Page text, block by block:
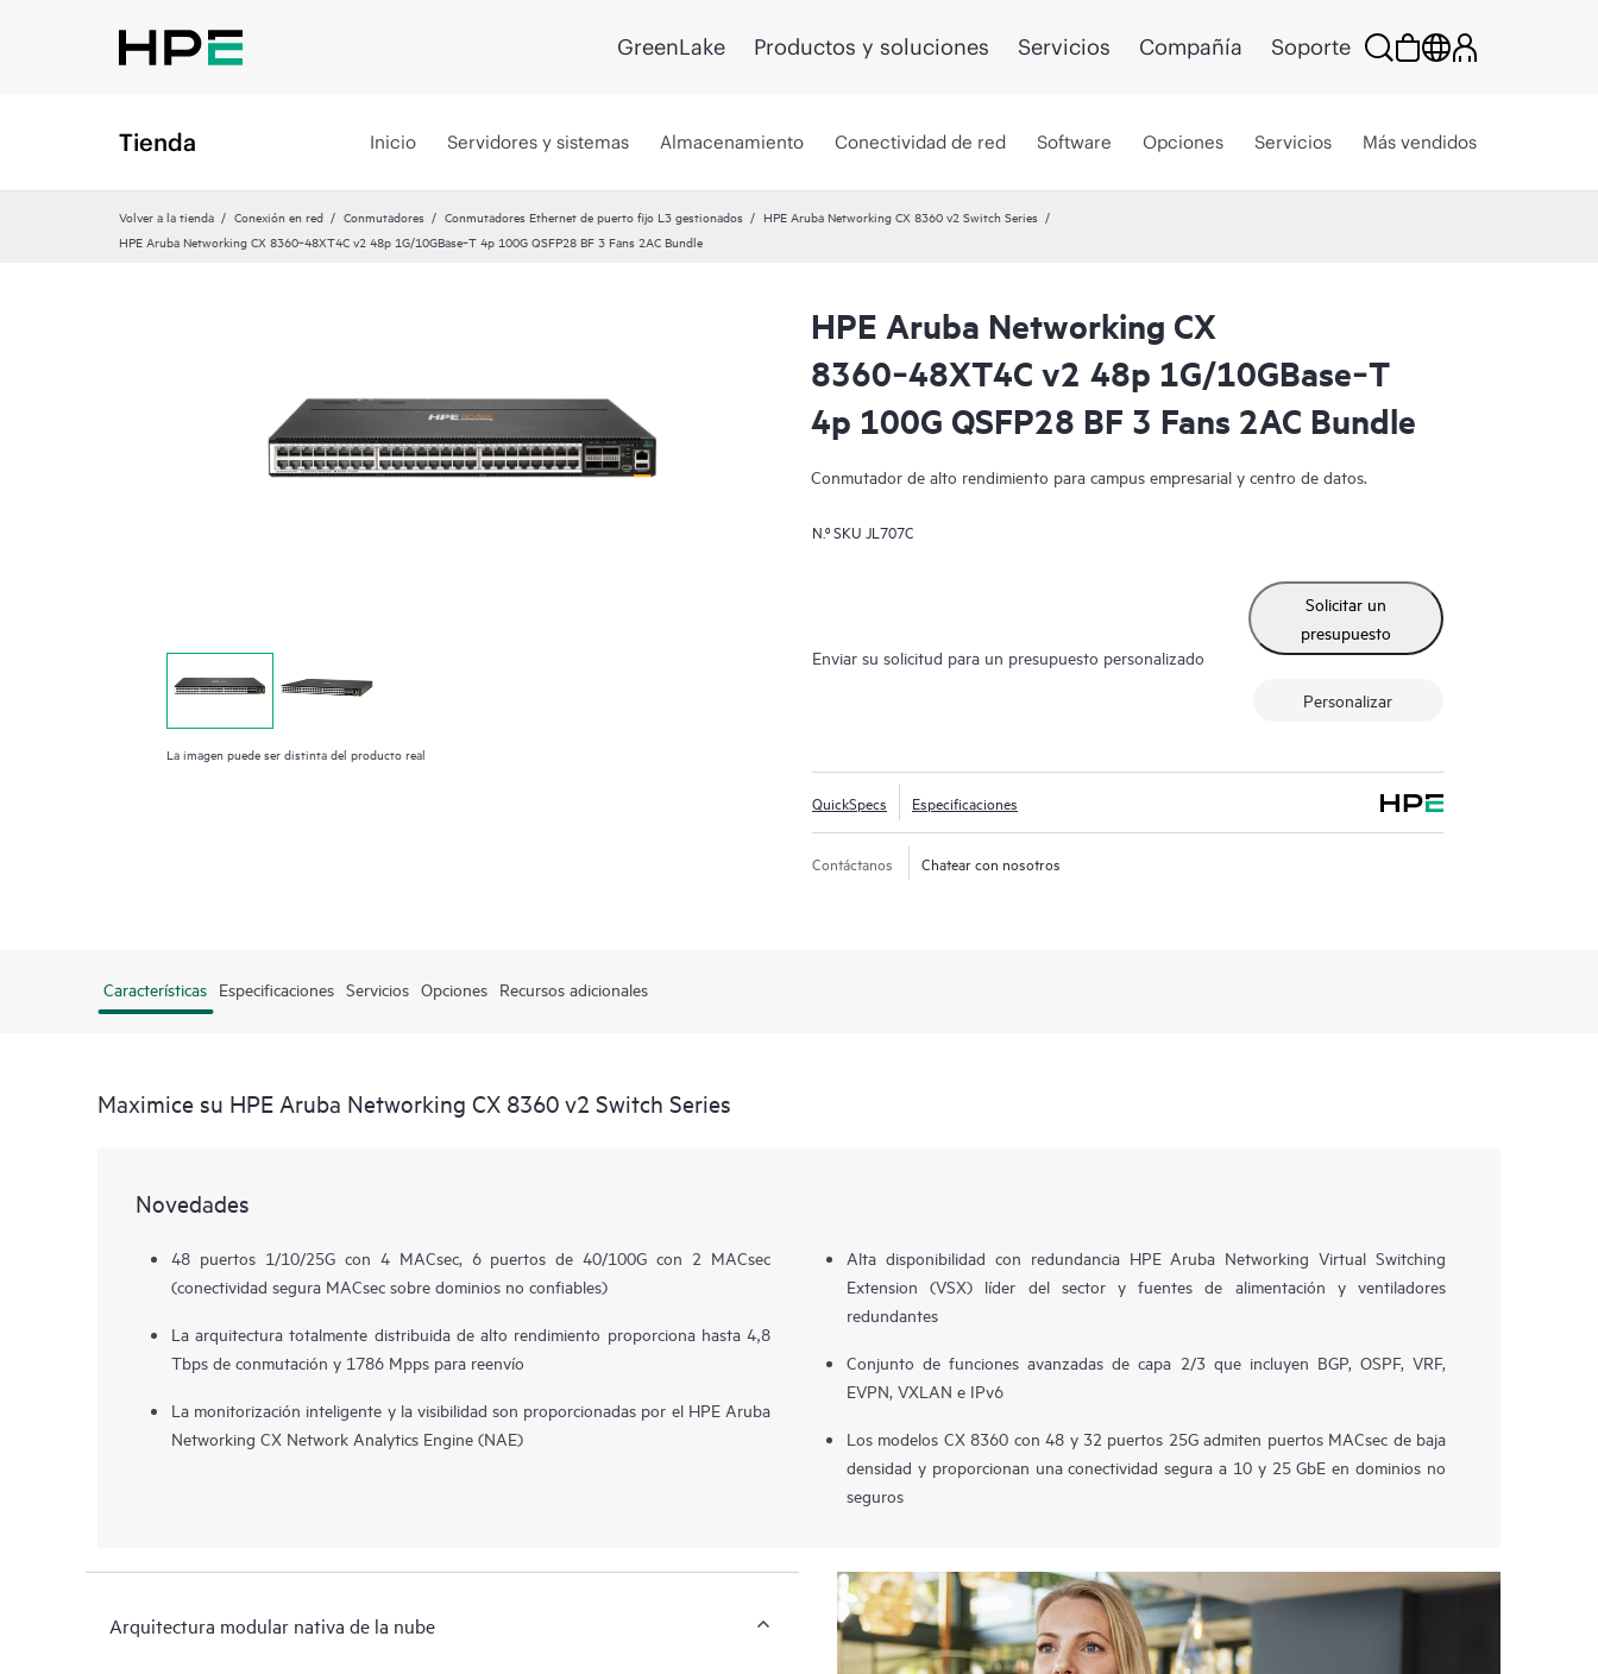
GreenLake Productos y soluciones Servicios Compañía Soporte
Tienda Inicio Servidores y sistemas Almacenamiento Conectividad de red Software Opciones Servicios Más vendidos
Volver a la tienda Conexión en red Conmutadores Conmutadores Ethernet de puerto fijo L3 gestionados
HPE Aruba Networking CX 8360 v2 Switch Series
HPE Aruba Networking CX 8360‑48XT4C v2 48p 1G/10GBase‑T 4p 100G QSFP28 BF 3 Fans 2AC Bundle
La imagen puede ser distinta del producto real
HPE Aruba Networking CX
8360‑48XT4C v2 48p 1G/10GBase‑T
4p 100G QSFP28 BF 3 Fans 2AC Bundle
Conmutador de alto rendimiento para campus empresarial y centro de datos.
N.º SKU JL707C
Enviar su solicitud para un presupuesto personalizado
Solicitar un
presupuesto
Personalizar
QuickSpecs Especificaciones
Contáctanos Chatear con nosotros
Características Especificaciones Servicios Opciones Recursos adicionales
Maximice su HPE Aruba Networking CX 8360 v2 Switch Series
Novedades
48 puertos 1/10/25G con 4 MACsec, 6 puertos de 40/100G con 2 MACsec
(conectividad segura MACsec sobre dominios no confiables)
La arquitectura totalmente distribuida de alto rendimiento proporciona hasta 4,8
Tbps de conmutación y 1786 Mpps para reenvío
La monitorización inteligente y la visibilidad son proporcionadas por el HPE Aruba
Networking CX Network Analytics Engine (NAE)
Alta disponibilidad con redundancia HPE Aruba Networking Virtual Switching
Extension (VSX) líder del sector y fuentes de alimentación y ventiladores
redundantes
Conjunto de funciones avanzadas de capa 2/3 que incluyen BGP, OSPF, VRF,
EVPN, VXLAN e IPv6
Los modelos CX 8360 con 48 y 32 puertos 25G admiten puertos MACsec de baja
densidad y proporcionan una conectividad segura a 10 y 25 GbE en dominios no
seguros
Arquitectura modular nativa de la nube